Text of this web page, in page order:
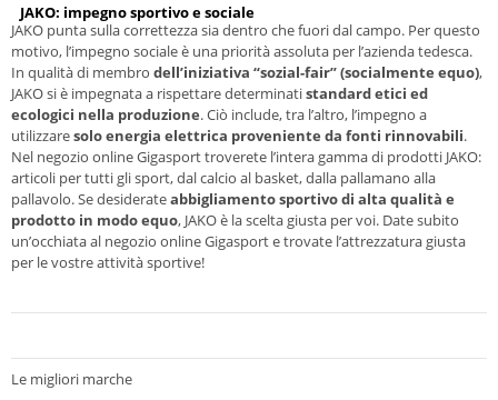
JAKO: impegno sportivo e sociale
JAKO punta sulla correttezza sia dentro che fuori dal campo. Per questo
motivo, l’impegno sociale è una priorità assoluta per l’azienda tedesca.
In qualità di membro dell’iniziativa “sozial-fair” (socialmente equo),
JAKO si è impegnata a rispettare determinatistandard etici ed
ecologici nella produzione. Ciò include, tra l’altro, l’impegno a
utilizzaresolo energia elettrica proveniente da fonti rinnovabili.
Nel negozio online Gigasport troverete l’intera gamma di prodotti JAKO:
articoli per tutti gli sport, dal calcio al basket, dalla pallamano alla
pallavolo. Se desiderateabbigliamento sportivo di alta qualità e
prodotto in modo equo, JAKO è la scelta giusta per voi. Date subito
un’occhiata al negozio online Gigasport e trovate l’attrezzatura giusta
per le vostre attività sportive!
Le migliori marche